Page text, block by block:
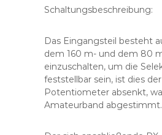
Schaltungsbeschreibung:
Das Eingangsteil besteht
dem 160 m- und dem 80
einzuschalten, um die
feststellbar sein, ist dies
Potentiometer absenkt,
Amateurband abgestimmt.